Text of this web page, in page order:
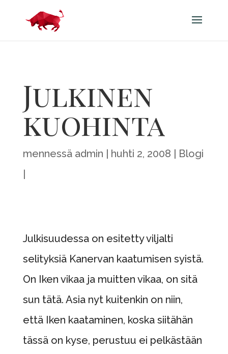
Julkinen
kuohinta
mennessä admin huhti 2, 2008 Blogi
Julkisuudessa on esitetty viljalti
selityksiä Kanervan kaatumisen syistä.
On Iken vikaa ja muitten vikaa, on sitä
sun tätä. Asia nyt kuitenkin on niin,
että Iken kaataminen, koska siitähän
tässä on kyse, perustuu ei pelkästään